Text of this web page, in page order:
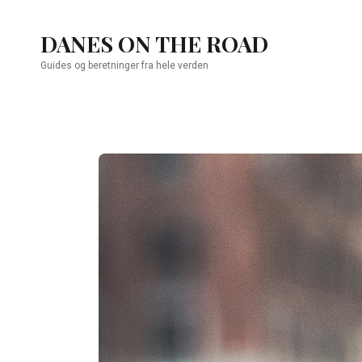
DANES ON THE ROAD
Guides og beretninger fra hele verden